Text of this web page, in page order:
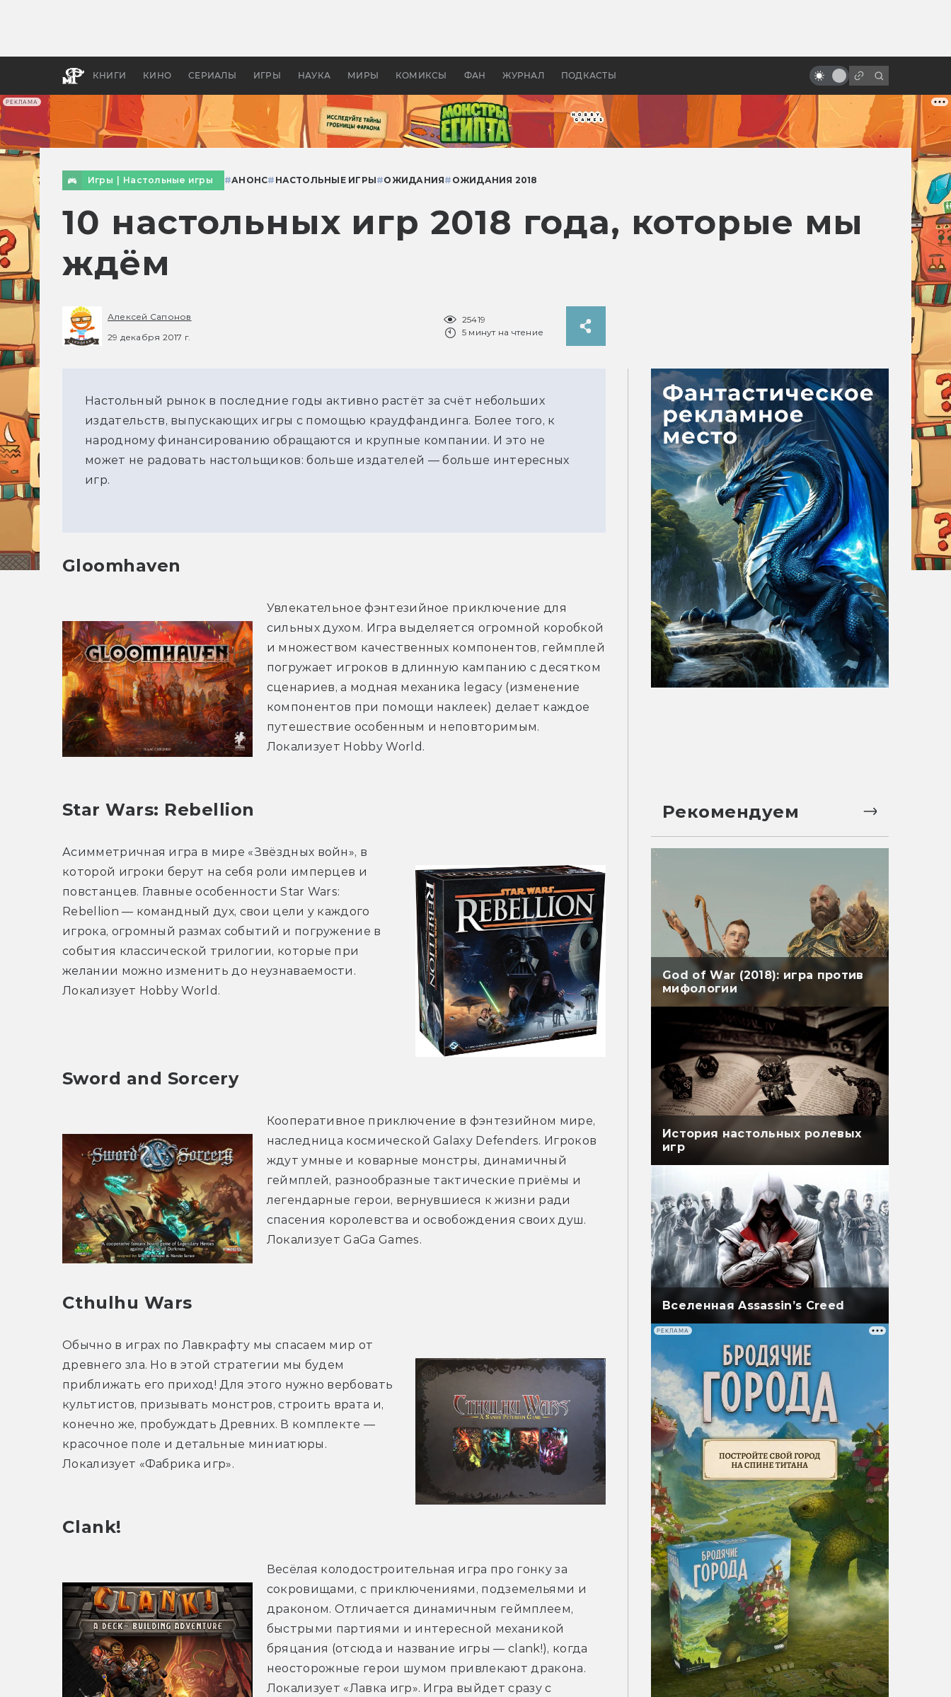
РЕКЛАМА
КНИГИ КИНО СЕРИАЛЫ ИГРЫ НАУКА МИРЫ КОМИКСЫ ФАН ЖУРНАЛ ПОДКАСТЫ
бы «Властелина колец»
Древней Грецией
опоздавшего на десятилетие
Игры Настольные игры #АНОНС# НАСТОЛЬНЫЕ ИГРЫ#ОЖИДАНИЯ# ОЖИДАНИЯ 2018
10 настольных игр 2018 года, которые мы
ждём
Алексей Сапонов
29 декабря 2017 г.
25419
5 минут на чтение
Настольный рынок в последние годы активно растёт за счёт небольших
издательств, выпускающих игры с помощью краудфандинга. Более того, к
народному финансированию обращаются и крупные компании. И это не
может не радовать настольщиков: больше издателей — больше интересных
игр.
Gloomhaven
Увлекательное фэнтезийное приключение для
сильных духом. Игра выделяется огромной коробкой
и множеством качественных компонентов, геймплей
погружает игроков в длинную кампанию с десятком
сценариев, а модная механика legacy (изменение
компонентов при помощи наклеек) делает каждое
путешествие особенным и неповторимым.
Локализует Hobby World.
Star Wars: Rebellion
Асимметричная игра в мире «Звёздных войн», в
которой игроки берут на себя роли имперцев и
повстанцев. Главные особенности Star Wars:
Rebellion — командный дух, свои цели у каждого
игрока, огромный размах событий и погружение в
события классической трилогии, которые при
желании можно изменить до неузнаваемости.
Локализует Hobby World.
Sword and Sorcery
Кооперативное приключение в фэнтезийном мире,
наследница космической Galaxy Defenders. Игроков
ждут умные и коварные монстры, динамичный
геймплей, разнообразные тактические приёмы и
легендарные герои, вернувшиеся к жизни ради
спасения королевства и освобождения своих душ.
Локализует GaGa Games.
Cthulhu Wars
Обычно в играх по Лавкрафту мы спасаем мир от
древнего зла. Но в этой стратегии мы будем
приближать его приход! Для этого нужно вербовать
культистов, призывать монстров, строить врата и,
конечно же, пробуждать Древних. В комплекте —
красочное поле и детальные миниатюры.
Локализует «Фабрика игр».
Clank!
Весёлая колодостроительная игра про гонку за
сокровищами, с приключениями, подземельями и
драконом. Отличается динамичным геймплеем,
быстрыми партиями и интересной механикой
бряцания (отсюда и название игры — clank!), когда
неосторожные герои шумом привлекают дракона.
Локализует «Лавка игр». Игра выйдет сразу с
Рекомендуем
God of War (2018): игра против
мифологии
История настольных ролевых
игр
Вселенная Assassin’s Creed
РЕКЛАМА